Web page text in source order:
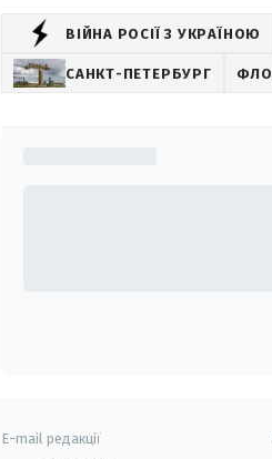
ВІЙНА РОСІЇ З УКРАЇНОЮ
САНКТ-ПЕТЕРБУРГ
E-mail редакції